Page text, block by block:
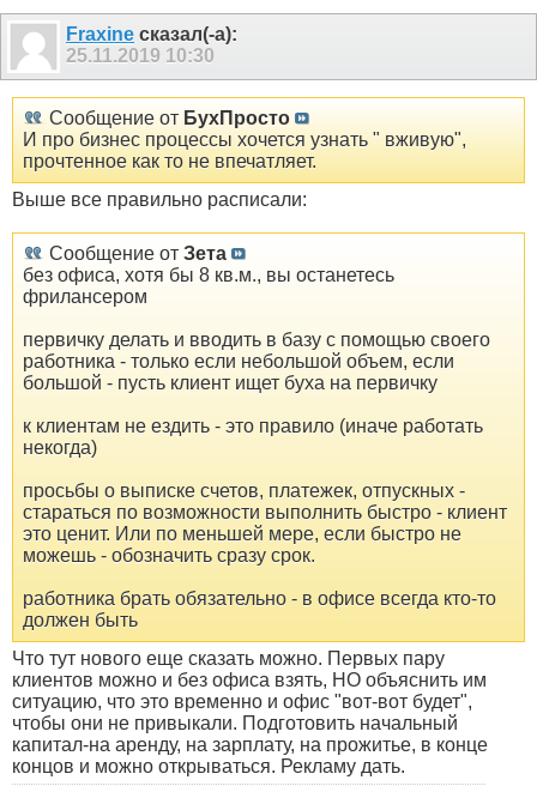
Fraxine сказал(-а):
25.11.2019 10:30
Сообщение от БухПросто
И про бизнес процессы хочется узнать " вживую",
прочтенное как то не впечатляет.
Выше все правильно расписали:
Сообщение от Зета
без офиса, хотя бы 8 кв.м., вы останетесь
фрилансером
первичку делать и вводить в базу с помощью своего
работника - только если небольшой объем, если
большой - пусть клиент ищет буха на первичку
к клиентам не ездить - это правило (иначе работать
некогда)
просьбы о выписке счетов, платежек, отпускных -
стараться по возможности выполнить быстро - клиент
это ценит. Или по меньшей мере, если быстро не
можешь - обозначить сразу срок.
работника брать обязательно - в офисе всегда кто-то
должен быть
Что тут нового еще сказать можно. Первых пару
клиентов можно и без офиса взять, НО объяснить им
ситуацию, что это временно и офис "вот-вот будет",
чтобы они не привыкали. Подготовить начальный
капитал-на аренду, на зарплату, на прожитье, в конце
концов и можно открываться. Рекламу дать.